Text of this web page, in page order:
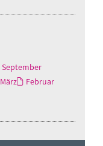
September
März
Februar